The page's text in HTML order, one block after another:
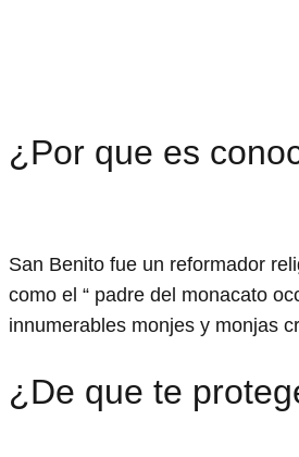
¿Por que es
San Benito fue un reformador
como el “ padre del monacato
innumerables monjes y monjas
¿De que te